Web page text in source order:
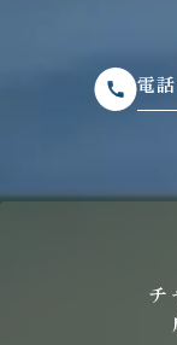
電
チ